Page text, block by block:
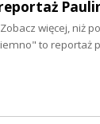
więcej, niż
to reportaż